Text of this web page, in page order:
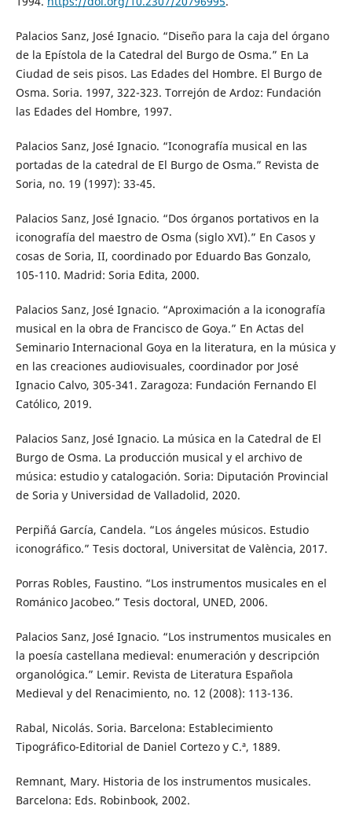
Palacios Sanz, José Ignacio. “Diseño para la caja del órgano
de la Epístola de la Catedral del Burgo de Osma.” En La
Ciudad de seis pisos. Las Edades del Hombre. El Burgo de
Osma. Soria. 1997, 322-323. Torrejón de Ardoz: Fundación
las Edades del Hombre, 1997.
Palacios Sanz, José Ignacio. “Iconografía musical en las
portadas de la catedral de El Burgo de Osma.” Revista de
Soria, no. 19 (1997): 33-45.
Palacios Sanz, José Ignacio. “Dos órganos portativos en la
iconografía del maestro de Osma (siglo XVI).” En Casos y
cosas de Soria, II, coordinado por Eduardo Bas Gonzalo,
105-110. Madrid: Soria Edita, 2000.
Palacios Sanz, José Ignacio. “Aproximación a la iconografía
musical en la obra de Francisco de Goya.” En Actas del
Seminario Internacional Goya en la literatura, en la música y
en las creaciones audiovisuales, coordinador por José
Ignacio Calvo, 305-341. Zaragoza: Fundación Fernando El
Católico, 2019.
Palacios Sanz, José Ignacio. La música en la Catedral de El
Burgo de Osma. La producción musical y el archivo de
música: estudio y catalogación. Soria: Diputación Provincial
de Soria y Universidad de Valladolid, 2020.
Perpiñá García, Candela. “Los ángeles músicos. Estudio
iconográfico.” Tesis doctoral, Universitat de València, 2017.
Porras Robles, Faustino. “Los instrumentos musicales en el
Románico Jacobeo.” Tesis doctoral, UNED, 2006.
Palacios Sanz, José Ignacio. “Los instrumentos musicales en
la poesía castellana medieval: enumeración y descripción
organológica.” Lemir. Revista de Literatura Española
Medieval y del Renacimiento, no. 12 (2008): 113-136.
Rabal, Nicolás. Soria. Barcelona: Establecimiento
Tipográfico-Editorial de Daniel Cortezo y C.ª, 1889.
Remnant, Mary. Historia de los instrumentos musicales.
Barcelona: Eds. Robinbook, 2002.